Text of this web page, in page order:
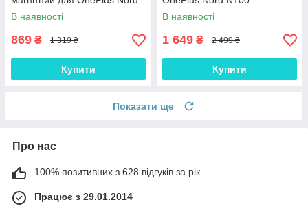
N100 "CLASIC"
В наявності
869 ₴ 1 319 ₴
Купити
"SIGNATURE"
В наявності
1 649 ₴ 2 499 ₴
Купити
Показати ще
Про нас
100% позитивних з 628 відгуків за рік
Працює з 29.01.2014